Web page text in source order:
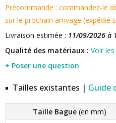
Précommande : commandez-le
sur le prochain arrivage (expédié
Livraison estimée : 11/09/2026 à
Qualité des matériaux : Voir
+ Poser une question
Tailles existantes | Guide
Taille Bague (en mm)